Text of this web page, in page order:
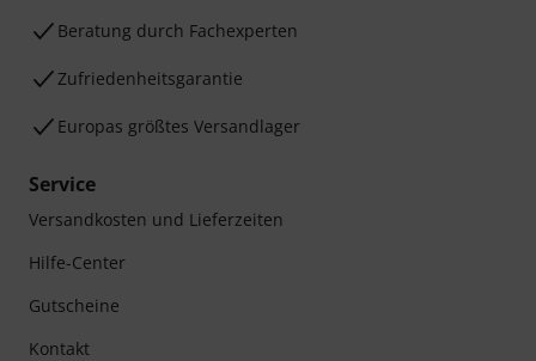
Beratung durch Fachexperten
Zufriedenheitsgarantie
Europas größtes Versandlager
Service
Versandkosten und Lieferzeiten
Hilfe-Center
Gutscheine
Kontakt